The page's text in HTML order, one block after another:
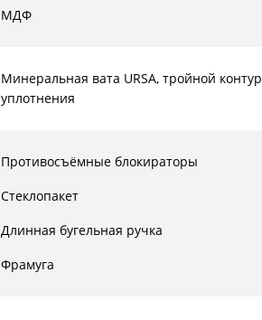
МДФ
Минеральная вата URSA, тройной контур
уплотнения
Противосъёмные блокираторы
Стеклопакет
Длинная бугельная ручка
Фрамуга